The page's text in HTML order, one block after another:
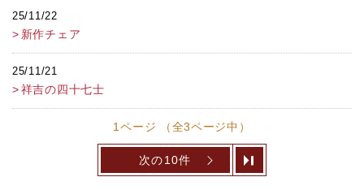
25/11/22
新作チェア
25/11/21
祥吉の四十七士
1ページ （全3ページ中）
次の10件